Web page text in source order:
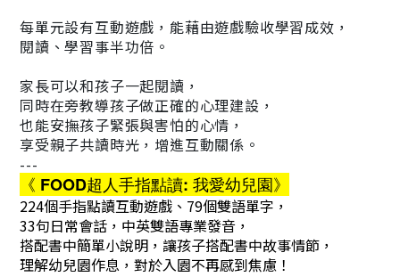
每單元設有互動遊戲，能藉由遊戲驗收學習成效，
閱讀、學習事半功倍。
家長可以和孩子一起閱讀，
同時在旁教導孩子做正確的心理建設，
也能安撫孩子緊張與害怕的心情，
享受親子共讀時光，增進互動關係。
---
《 FOOD超人手指點讀: 我愛幼兒園》
224個手指點讀互動遊戲、79個雙語單字，
33句日常會話，中英雙語專業發音，
搭配書中簡單小說明，讓孩子搭配書中故事情節，
理解幼兒園作息，對於入園不再感到焦慮！